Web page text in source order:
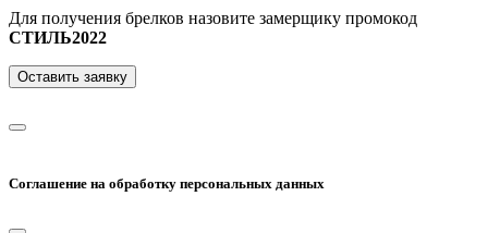
Для получения брелков назовите замерщику промокод
СТИЛЬ2022
Оставить заявку
Соглашение на обработку персональных данных